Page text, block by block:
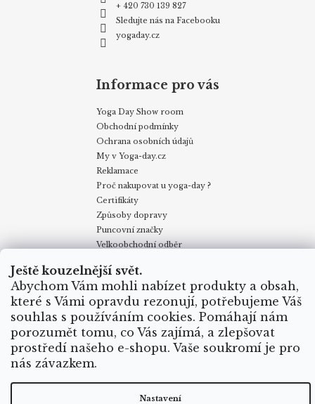
Ještě kouzelnější svět.
Abychom Vám mohli nabízet produkty a obsah,
které s Vámi opravdu rezonují, potřebujeme Váš
souhlas s používáním cookies. Pomáhají nám
porozumět tomu, co Vás zajímá, a zlepšovat
prostředí našeho e-shopu. Vaše soukromí je pro
nás závazkem.
Nastavení
+ 420 730 139 827
Sledujte nás na Facebooku
yogaday.cz
Informace pro vás
Yoga Day Show room
Obchodní podmínky
Ochrana osobních údajů
My v Yoga-day.cz
Reklamace
Proč nakupovat u yoga-day ?
Certifikáty
Způsoby dopravy
Puncovní značky
Velkoobchodní odběr
Obchodní podmínky Kontakty My v Yoga Day
Blog
Reklamace
Proč nakupovat u yoga-day.cz
Certifikáty
Způsoby dopravy
Vytvořil Shoptet
Copyright 2026Yoga Day. Všechna práva vyhrazena.